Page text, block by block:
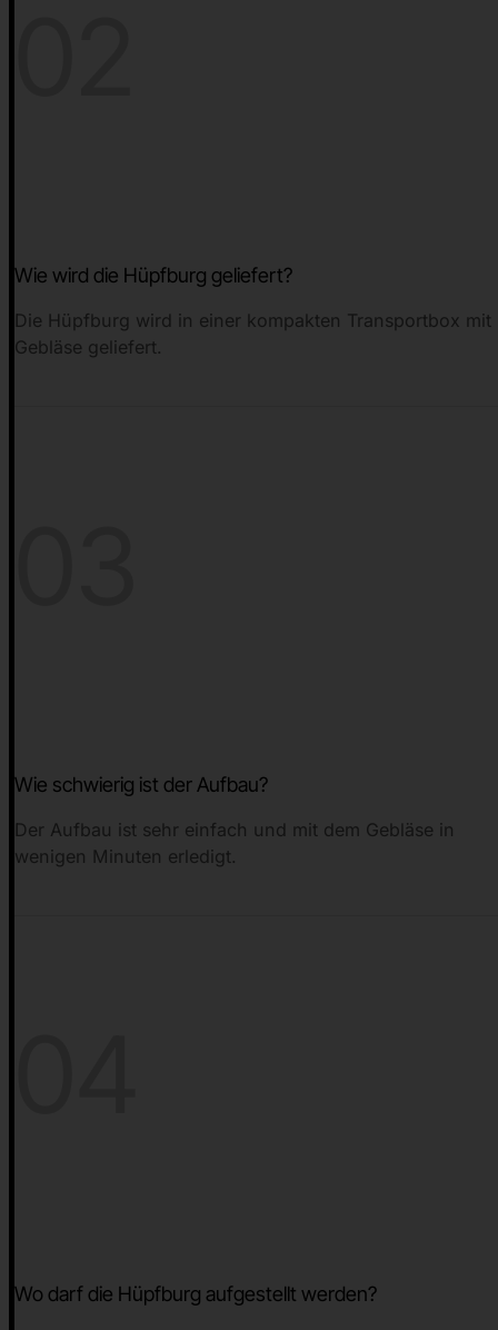
Wie wird die Hüpfburg geliefert?
Die Hüpfburg wird in einer kompakten Transportbox mit
Gebläse geliefert.
Wie schwierig ist der Aufbau?
Der Aufbau ist sehr einfach und mit dem Gebläse in
wenigen Minuten erledigt.
Wo darf die Hüpfburg aufgestellt werden?